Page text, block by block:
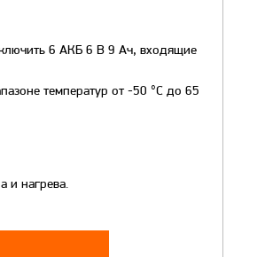
6 АКБ 6 В 9 Ач, входящие
температур от -50 °С до 65
и нагрева.